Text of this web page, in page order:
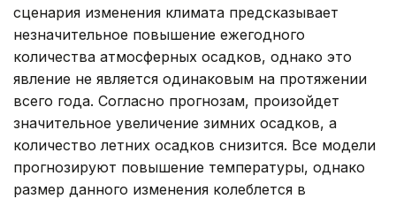
сценария изменения климата предсказывает
незначительное повышение ежегодного
количества атмосферных осадков, однако это
явление не является одинаковым на протяжении
всего года. Согласно прогнозам, произойдет
значительное увеличение зимних осадков, а
количество летних осадков снизится. Все модели
прогнозируют повышение температуры, однако
размер данного изменения колеблется в